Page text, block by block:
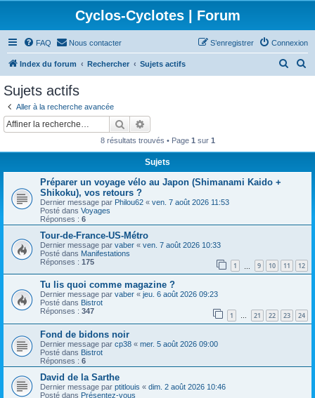
Cyclos-Cyclotes | Forum
FAQ Nous contacter Connexion
S’enregistrer
Index du forum Rechercher Sujets actifs
Sujets actifs
Aller à la recherche avancée
Rechercher
8 résultats trouvés • Page 1 sur 1
Sujets
Préparer un voyage vélo au Japon (Shimanami Kaido +
Shikoku), vos retours ?
Dernier message par Philou62 « ven. 7 août 2026 11:53
Posté dans Voyages
Réponses : 6
Tour-de-France-US-Métro
Dernier message par vaber « ven. 7 août 2026 10:33
Posté dans Manifestations
Réponses : 175 1 9 10 11 12
Tu lis quoi comme magazine ?
Dernier message par vaber « jeu. 6 août 2026 09:23
Posté dans Bistrot
Réponses : 347 1 … 21 22 23 24
Fond de bidons noir
Dernier message par cp38 « mer. 5 août 2026 09:00
Posté dans Bistrot
Réponses : 6
David de la Sarthe
Dernier message par ptitlouis « dim. 2 août 2026 10:46
Posté dans Présentez-vous